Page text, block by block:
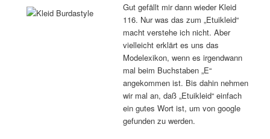
Gut gefällt mir dann wieder Kleid
116. Nur was das zum „Etuikleid“
macht verstehe ich nicht. Aber
vielleicht erklärt es uns das
Modelexikon, wenn es irgendwann
mal beim Buchstaben „E“
angekommen ist. Bis dahin nehmen
wir mal an, daß „Etuikleid“ einfach
ein gutes Wort ist, um von google
gefunden zu werden.